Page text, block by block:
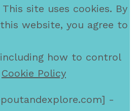
This site uses cookies. By
website, you agree to
how to control
Cookie Policy
-